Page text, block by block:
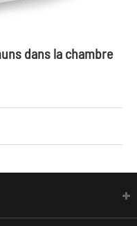
dans la chambre